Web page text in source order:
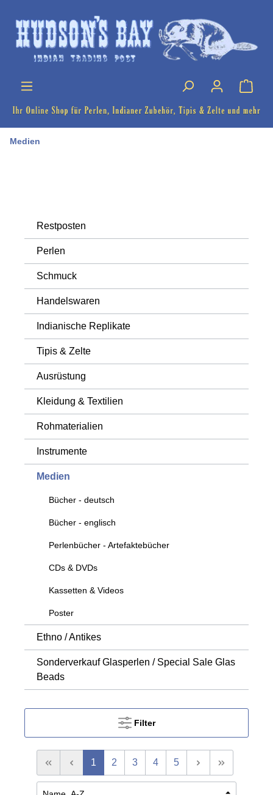
Medien
Restposten
Perlen
Schmuck
Handelswaren
Indianische Replikate
Tipis & Zelte
Ausrüstung
Kleidung & Textilien
Rohmaterialien
Instrumente
Medien
Bücher - deutsch
Bücher - englisch
Perlenbücher - Artefaktebücher
CDs & DVDs
Kassetten & Videos
Poster
Ethno / Antikes
Sonderverkauf Glasperlen / Special Sale Glas
Beads
Filter
1 2 3 4 5